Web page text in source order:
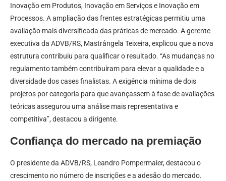
Inovação em Produtos, Inovação em Serviços e Inovação em
Processos. A ampliação das frentes estratégicas permitiu uma
avaliação mais diversificada das práticas de mercado. A gerente
executiva da ADVB/RS, Mastrângela Teixeira, explicou que a nova
estrutura contribuiu para qualificar o resultado. “As mudanças no
regulamento também contribuíram para elevar a qualidade e a
diversidade dos cases finalistas. A exigência mínima de dois
projetos por categoria para que avançassem à fase de avaliações
teóricas assegurou uma análise mais representativa e
competitiva”, destacou a dirigente.
Confiança do mercado na premiação
O presidente da ADVB/RS, Leandro Pompermaier, destacou o
crescimento no número de inscrições e a adesão do mercado.